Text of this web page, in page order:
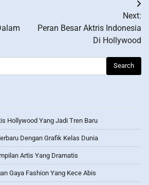
Next:
Peran Besar Aktris Indonesia
Di Hollywood
Hollywood Yang Jadi Tren Baru
Dengan Grafik Kelas Dunia
Artis Yang Dramatis
Gaya Fashion Yang Kece Abis